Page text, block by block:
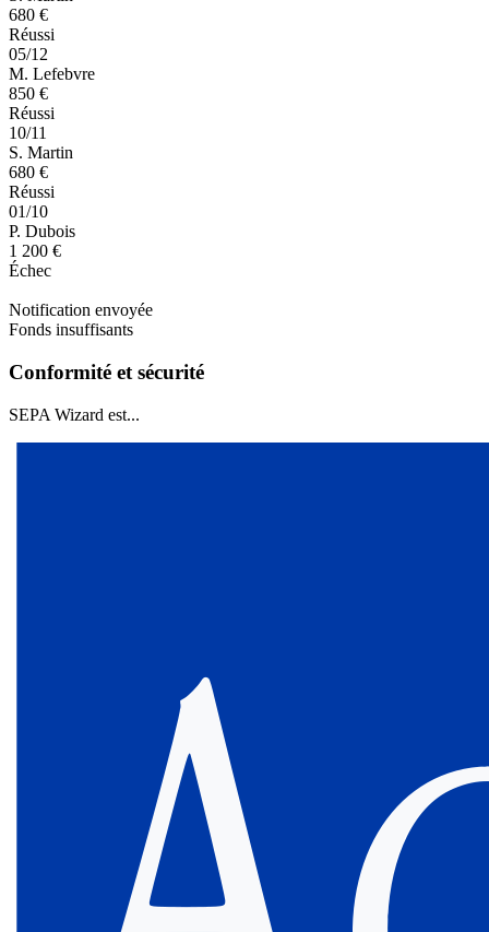
680 €
Réussi
05/12
M. Lefebvre
850 €
Réussi
10/11
S. Martin
680 €
Réussi
01/10
P. Dubois
1 200 €
Échec
Notification envoyée
Fonds insuffisants
Conformité et sécurité
SEPA Wizard est...